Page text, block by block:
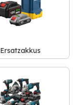
Ersatzakkus